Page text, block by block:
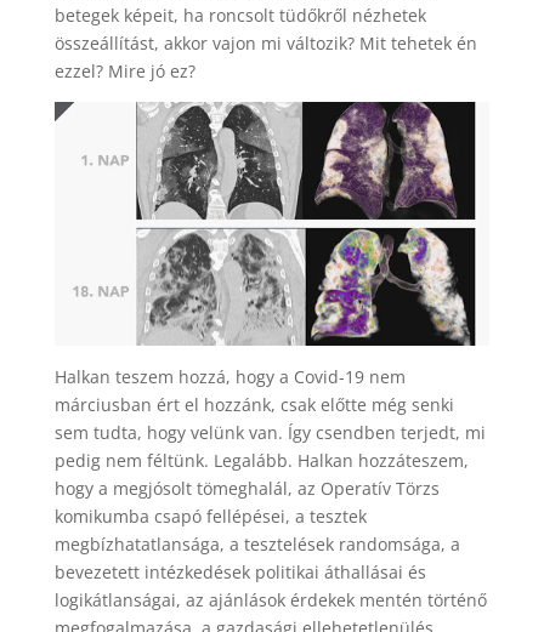
betegek képeit, ha roncsolt tüdőkről nézhetek
összeállítást, akkor vajon mi változik? Mit tehetek én
ezzel? Mire jó ez?
Halkan teszem hozzá, hogy a Covid-19 nem
márciusban ért el hozzánk, csak előtte még senki
sem tudta, hogy velünk van. Így csendben terjedt, mi
pedig nem féltünk. Legalább. Halkan hozzáteszem,
hogy a megjósolt tömeghalál, az Operatív Törzs
komikumba csapó fellépései, a tesztek
megbízhatatlansága, a tesztelések randomsága, a
bevezetett intézkedések politikai áthallásai és
logikátlanságai, az ajánlások érdekek mentén történő